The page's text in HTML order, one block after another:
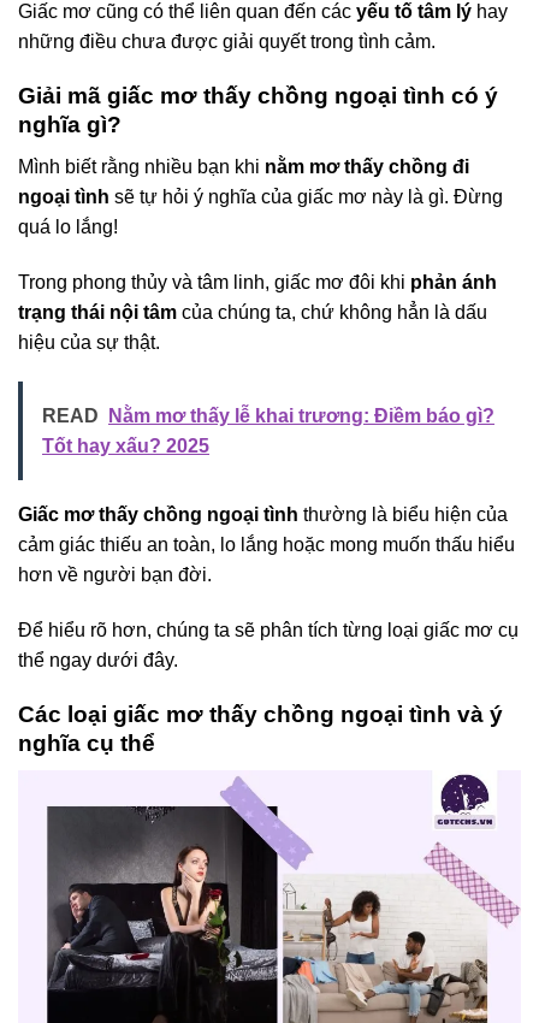
Giấc mơ cũng có thể liên quan đến các yếu tố tâm lý hay
những điều chưa được giải quyết trong tình cảm.
Giải mã giấc mơ thấy chồng ngoại tình có ý
nghĩa gì?
Mình biết rằng nhiều bạn khi nằm mơ thấy chồng đi
ngoại tình sẽ tự hỏi ý nghĩa của giấc mơ này là gì. Đừng
quá lo lắng!
Trong phong thủy và tâm linh, giấc mơ đôi khi phản ánh
trạng thái nội tâm của chúng ta, chứ không hẳn là dấu
hiệu của sự thật.
READ
Nằm mơ thấy lễ khai trương: Điềm báo gì?
Tốt hay xấu? 2025
Giấc mơ thấy chồng ngoại tình thường là biểu hiện của
cảm giác thiếu an toàn, lo lắng hoặc mong muốn thấu hiểu
hơn về người bạn đời.
Để hiểu rõ hơn, chúng ta sẽ phân tích từng loại giấc mơ cụ
thể ngay dưới đây.
Các loại giấc mơ thấy chồng ngoại tình và ý
nghĩa cụ thể